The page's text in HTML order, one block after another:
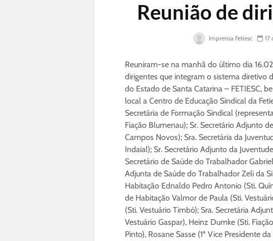
Reunião de
Imprensa Fetiesc 17
Reuniram-se na manhã do último dia
dirigentes que integram o sistema diretivo
do Estado de Santa Catarina – FETIESC,
local a Centro de Educação Sindical da
Secretária de Formação Sindical
Fiação Blumenau); Sr. Secretário Adjunto
Campos Novos); Sra. Secretária da
Indaial); Sr. Secretário Adjunto da
Secretário de Saúde do Trabalhador
Adjunta de Saúde do Trabalhador Zeli da
Habitação Ednaldo Pedro Antonio (Sti.
de Habitação Valmor de Paula (Sti.
(Sti. Vestuário Timbó); Sra. Secretária
Vestuário Gaspar), Heinz Dumke (Sti.
Pinto), Rosane Sasse (1ª Vice Presidente